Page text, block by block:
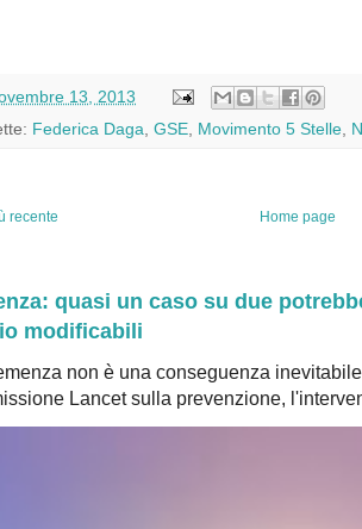
13, 2013
Federica Daga GSE Movimento 5 Stelle
recente Home page
quasi un caso su due
modificabili
non è una conseguenza
Lancet sulla prevenzione,